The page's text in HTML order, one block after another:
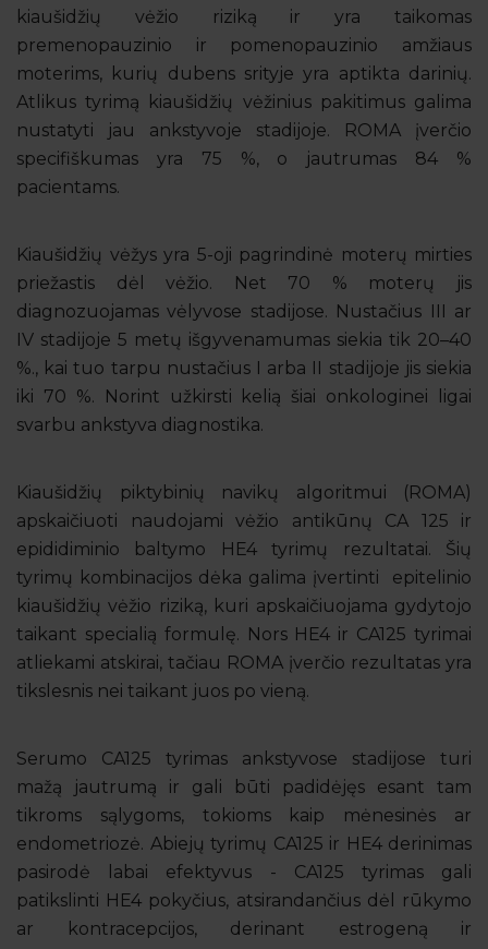
kiaušidžių vėžio riziką ir yra taikomas
premenopauzinio ir pomenopauzinio amžiaus
moterims, kurių dubens srityje yra aptikta darinių.
Atlikus tyrimą kiaušidžių vėžinius pakitimus galima
nustatyti jau ankstyvoje stadijoje. ROMA įverčio
specifiškumas yra 75 %, o jautrumas 84 %
pacientams.
Kiaušidžių vėžys yra 5-oji pagrindinė moterų mirties
priežastis dėl vėžio. Net 70 % moterų jis
diagnozuojamas vėlyvose stadijose. Nustačius III ar
IV stadijoje 5 metų išgyvenamumas siekia tik 20–40
%., kai tuo tarpu nustačius I arba II stadijoje jis siekia
iki 70 %. Norint užkirsti kelią šiai onkologinei ligai
svarbu ankstyva diagnostika.
Kiaušidžių piktybinių navikų algoritmui (ROMA)
apskaičiuoti naudojami vėžio antikūnų CA 125 ir
epididiminio baltymo HE4 tyrimų rezultatai. Šių
tyrimų kombinacijos dėka galima įvertinti epitelinio
kiaušidžių vėžio riziką, kuri apskaičiuojama gydytojo
taikant specialią formulę. Nors HE4 ir CA125 tyrimai
atliekami atskirai, tačiau ROMA įverčio rezultatas yra
tikslesnis nei taikant juos po vieną.
Serumo CA125 tyrimas ankstyvose stadijose turi
mažą jautrumą ir gali būti padidėjęs esant tam
tikroms sąlygoms, tokioms kaip mėnesinės ar
endometriozė. Abiejų tyrimų CA125 ir HE4 derinimas
pasirodė labai efektyvus - CA125 tyrimas gali
patikslinti HE4 pokyčius, atsirandančius dėl rūkymo
ar kontracepcijos, derinant estrogeną ir